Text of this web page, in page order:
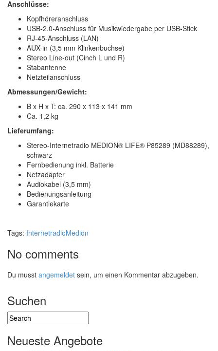
Anschlüsse:
Kopfhöreranschluss
USB-2.0-Anschluss für Musikwiedergabe per USB-Stick
RJ-45-Anschluss (LAN)
AUX-in (3,5 mm Klinkenbuchse)
Stereo Line-out (Cinch L und R)
Stabantenne
Netzteilanschluss
Abmessungen/Gewicht:
B x H x T: ca. 290 x 113 x 141 mm
Ca. 1,2 kg
Lieferumfang:
Stereo-Internetradio MEDION® LIFE® P85289 (MD88289),
schwarz
Fernbedienung inkl. Batterie
Netzadapter
Audiokabel (3,5 mm)
Bedienungsanleitung
Garantiekarte
Tags: InternetradioMedion
No comments
Du musst angemeldet sein, um einen Kommentar abzugeben.
Suchen
Neueste Angebote